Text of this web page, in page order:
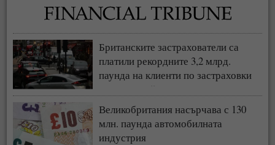
Британските застрахователи са
платили рекордните 3,2 млрд.
паунда на клиенти по застраховки
„Автокаско“ и „Гражданска
отговорност“
Великобритания насърчава с 130
млн. паунда автомобилната
индустрия